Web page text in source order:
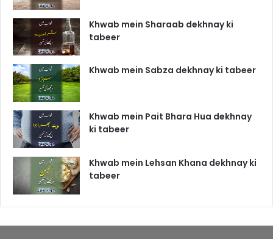
Khwab mein Sharaab dekhnay ki
tabeer
Khwab mein Sabza dekhnay ki tabeer
Khwab mein Pait Bhara Hua dekhnay
ki tabeer
Khwab mein Lehsan Khana dekhnay ki
tabeer